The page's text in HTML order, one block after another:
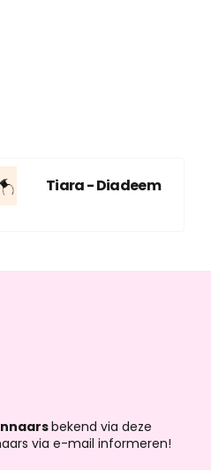
Tiara - Diadeem
bekend via deze
via e-mail informeren!